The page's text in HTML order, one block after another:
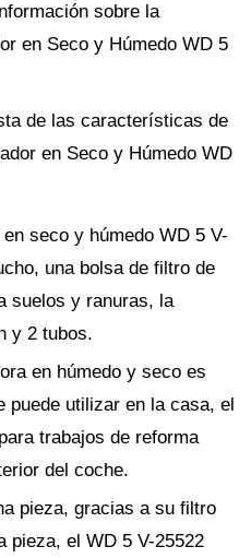
sobre la
en Seco y Húmedo WD 5
de las características de
en Seco y Húmedo WD
seco y húmedo WD 5 V-
una bolsa de filtro de
suelos y ranuras, la
y 2 tubos.
en húmedo y seco es
puede utilizar en la casa, el
trabajos de reforma
del coche.
pieza, gracias a su filtro
pieza, el WD 5 V-25522